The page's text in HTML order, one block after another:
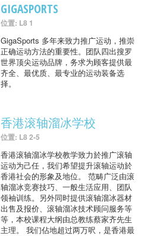
GIGASPORTS
位置: L8 1
GigaSports 多年来致力推广运动，推崇
正确运动方法的重要性。团队四出搜罗
世界顶尖运动品牌，务求为顾客提供最
齐全、最优质、最专业的运动装备选
择。
香港滚轴溜冰学校
位置: L8 2-5
香港滚轴溜冰学校教学致力於推广滚轴
运动为己任，我们希望提升滚轴运动於
香港社会的形象及地位。 范畴广泛由滚
轴溜冰竞赛技巧、一般生活应用、团队
领袖训练。另外同时提供滚轴溜冰器材
出售及报价、滚轴溜冰技术顾问服务等
等，本校课程大纲由总教练蔡家齐先生
主理。 我们佔地超过两万呎，是香港最